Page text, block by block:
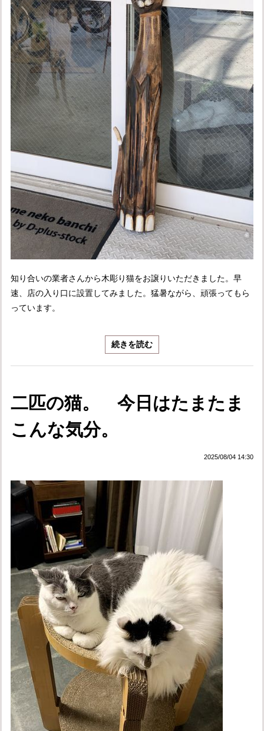
知り合いの業者さんから木彫り猫をお譲りいただきました。早
速、店の入り口に設置してみました。猛暑ながら、頑張ってもら
っています。
続きを読む
二匹の猫。 今日はたまたま
こんな気分。
2025/08/04 14:30